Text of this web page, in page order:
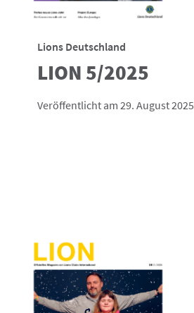
Lions Deutschland
LION 5/2025
Veröffentlicht am 29. August 2025